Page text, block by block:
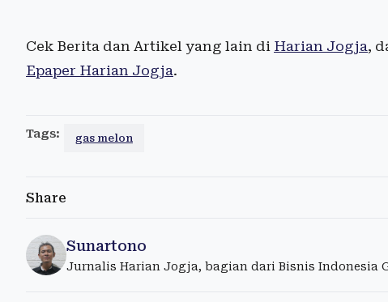
Cek Berita dan Artikel yang lain di Harian Jogja,
Epaper Harian Jogja.
Tags: gas melon
Share
Sunartono
Jurnalis Harian Jogja, bagian dari Bisnis Indonesia